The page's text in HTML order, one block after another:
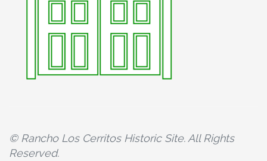
© Rancho Los Cerritos Historic Site. All Rights
Reserved.